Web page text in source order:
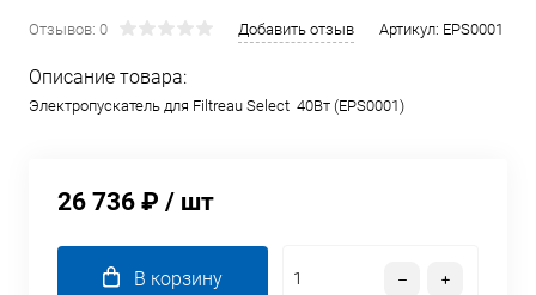
Отзывов: 0 Добавить отзыв Артикул: EPS0001
Описание товара:
Электропускатель для Filtreau Select 40Вт (EPS0001)
26 736 ₽ / шт
В корзину